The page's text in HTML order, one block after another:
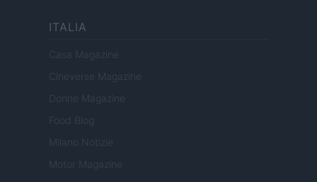
ITALIA
Casa Magazine
Cineverse Magazine
Donne Magazine
Food Blog
Milano Notizie
Motor Magazine